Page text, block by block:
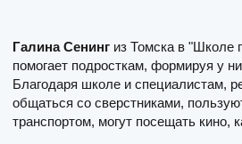
Галина Сенинг из Томска в "Школе
помогает подросткам, формируя у
Благодаря школе и специалистам,
общаться со сверстниками,
транспортом, могут посещать кино,